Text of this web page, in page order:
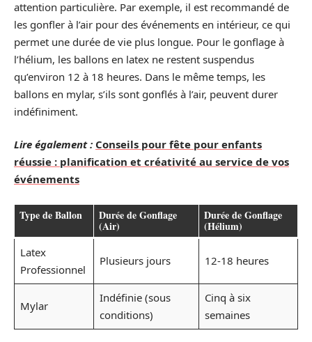
attention particulière. Par exemple, il est recommandé de
les gonfler à l’air pour des événements en intérieur, ce qui
permet une durée de vie plus longue. Pour le gonflage à
l’hélium, les ballons en latex ne restent suspendus
qu’environ 12 à 18 heures. Dans le même temps, les
ballons en mylar, s’ils sont gonflés à l’air, peuvent durer
indéfiniment.
Lire également : Conseils pour fête pour enfants
réussie : planification et créativité au service de vos
événements
Type de Ballon Durée de Gonflage
(Air)
Durée de Gonflage
(Hélium)
Latex
Professionnel
Plusieurs jours 12-18 heures
Mylar
Indéfinie (sous
conditions)
Cinq à six
semaines